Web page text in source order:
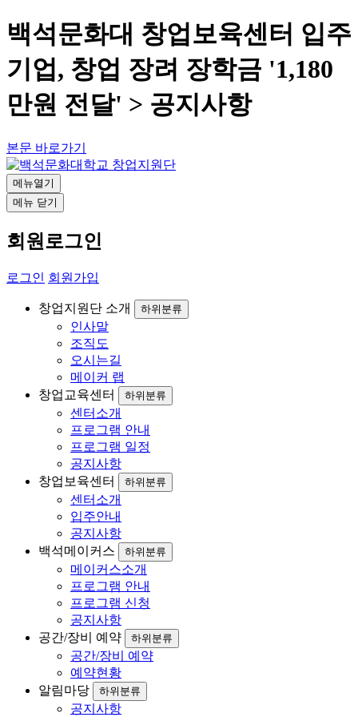
백석문화대 창업보육센터 입주
기업, 창업 장려 장학금 '1,180
만원 전달' > 공지사항
본문 바로가기
메뉴열기
메뉴 닫기
회원로그인
로그인 회원가입
창업지원단 소개 하위분류
인사말
조직도
오시는길
메이커 랩
창업교육센터
하위분류
센터소개
프로그램 안내
프로그램 일정
공지사항
창업보육센터
하위분류
센터소개
입주안내
공지사항
백석메이커스
하위분류
메이커스소개
프로그램 안내
프로그램 신청
공지사항
공간/장비 예약
하위분류
공간/장비 예약
예약현황
알림마당
하위분류
공지사항